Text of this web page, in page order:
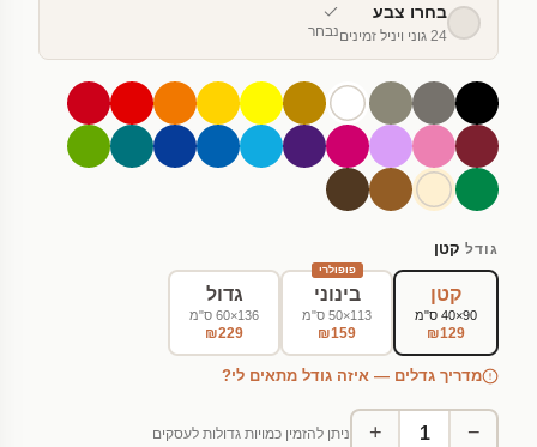
בחרו צבע
24 גוני ויניל זמינים נבחר
גודל קטן
קטן
90×40 ס"מ
₪129
פופולרי
בינוני
113×50 ס"מ
₪159
גדול
136×60 ס"מ
₪229
מדריך גדלים — איזה גודל מתאים לי?
−
+ ניתן להזמין כמויות גדולות לעסקים